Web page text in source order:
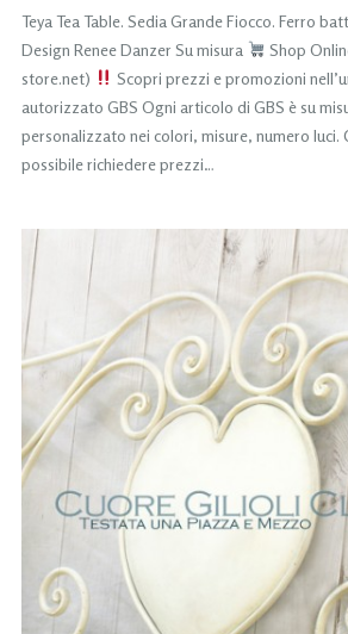
Teya Tea Table. Sedia Grande Fiocco. Ferro
Design Renee Danzer Su misura
Shop
store.net)
Scopri prezzi e promozioni
autorizzato GBS Ogni articolo di GBS è su
personalizzato nei colori, misure, numero luci.
possibile richiedere prezzi…